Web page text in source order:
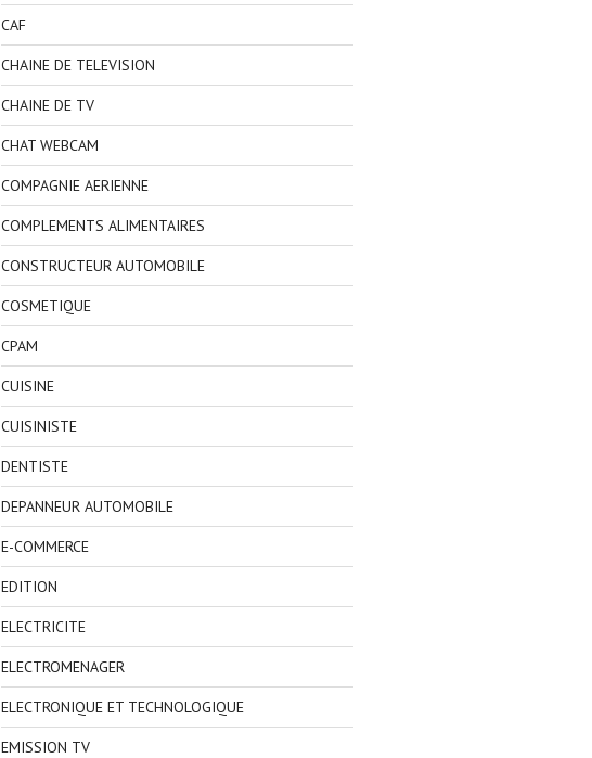
CAF
CHAINE DE TELEVISION
CHAINE DE TV
CHAT WEBCAM
COMPAGNIE AERIENNE
COMPLEMENTS ALIMENTAIRES
CONSTRUCTEUR AUTOMOBILE
COSMETIQUE
CPAM
CUISINE
CUISINISTE
DENTISTE
DEPANNEUR AUTOMOBILE
E-COMMERCE
EDITION
ELECTRICITE
ELECTROMENAGER
ELECTRONIQUE ET TECHNOLOGIQUE
EMISSION TV